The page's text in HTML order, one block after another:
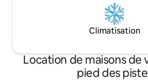
Climatisation
Location de maisons de
pied des